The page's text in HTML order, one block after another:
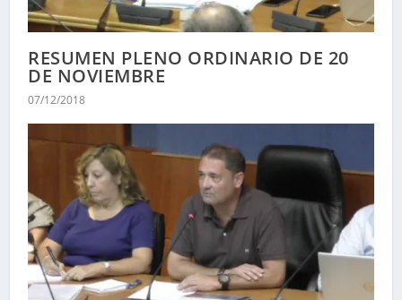
RESUMEN PLENO ORDINARIO DE 20
DE NOVIEMBRE
07/12/2018